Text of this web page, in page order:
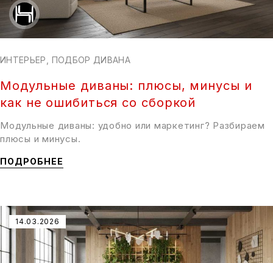
ИНТЕРЬЕР, ПОДБОР ДИВАНА
Модульные диваны: плюсы, минусы и
как не ошибиться со сборкой
Модульные диваны: удобно или маркетинг? Разбираем
плюсы и минусы.
ПОДРОБНЕЕ
14.03.2026